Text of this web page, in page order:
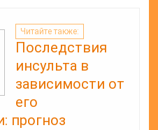
Читайте также:
Последствия
инсульта в
зависимости от
его
прогноз